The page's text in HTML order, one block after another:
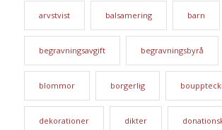
arvstvist balsamering barn
begravningsavgift begravningsbyrå
blommor borgerlig
dekorationer dikter